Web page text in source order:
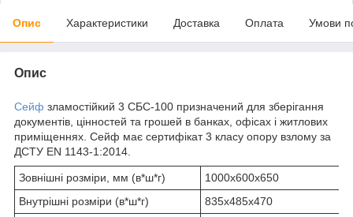
Опис Характеристики Доставка Оплата Умови
Опис
Сейф зламостійкий 3 СБС-100 призначений для зберігання
документів, цінностей та грошей в банках, офісах і житлових
приміщеннях. Сейф має сертифікат 3 класу опору взлому за
ДСТУ EN 1143-1:2014.
Зовнішні розміри, мм (в*ш*г)
1000х600х650
Внутрішні розміри (в*ш*г)
835х485х470